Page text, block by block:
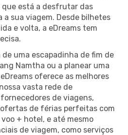
está a desfrutar das
a sua viagem. Desde bilhetes
e volta, a eDreams tem
uma escapadinha de fim de
Namtha ou a planear uma
oferece as melhores
vasta rede de
de viagens,
de férias perfeitas com
+ hotel, e até mesmo
de viagem, como serviços